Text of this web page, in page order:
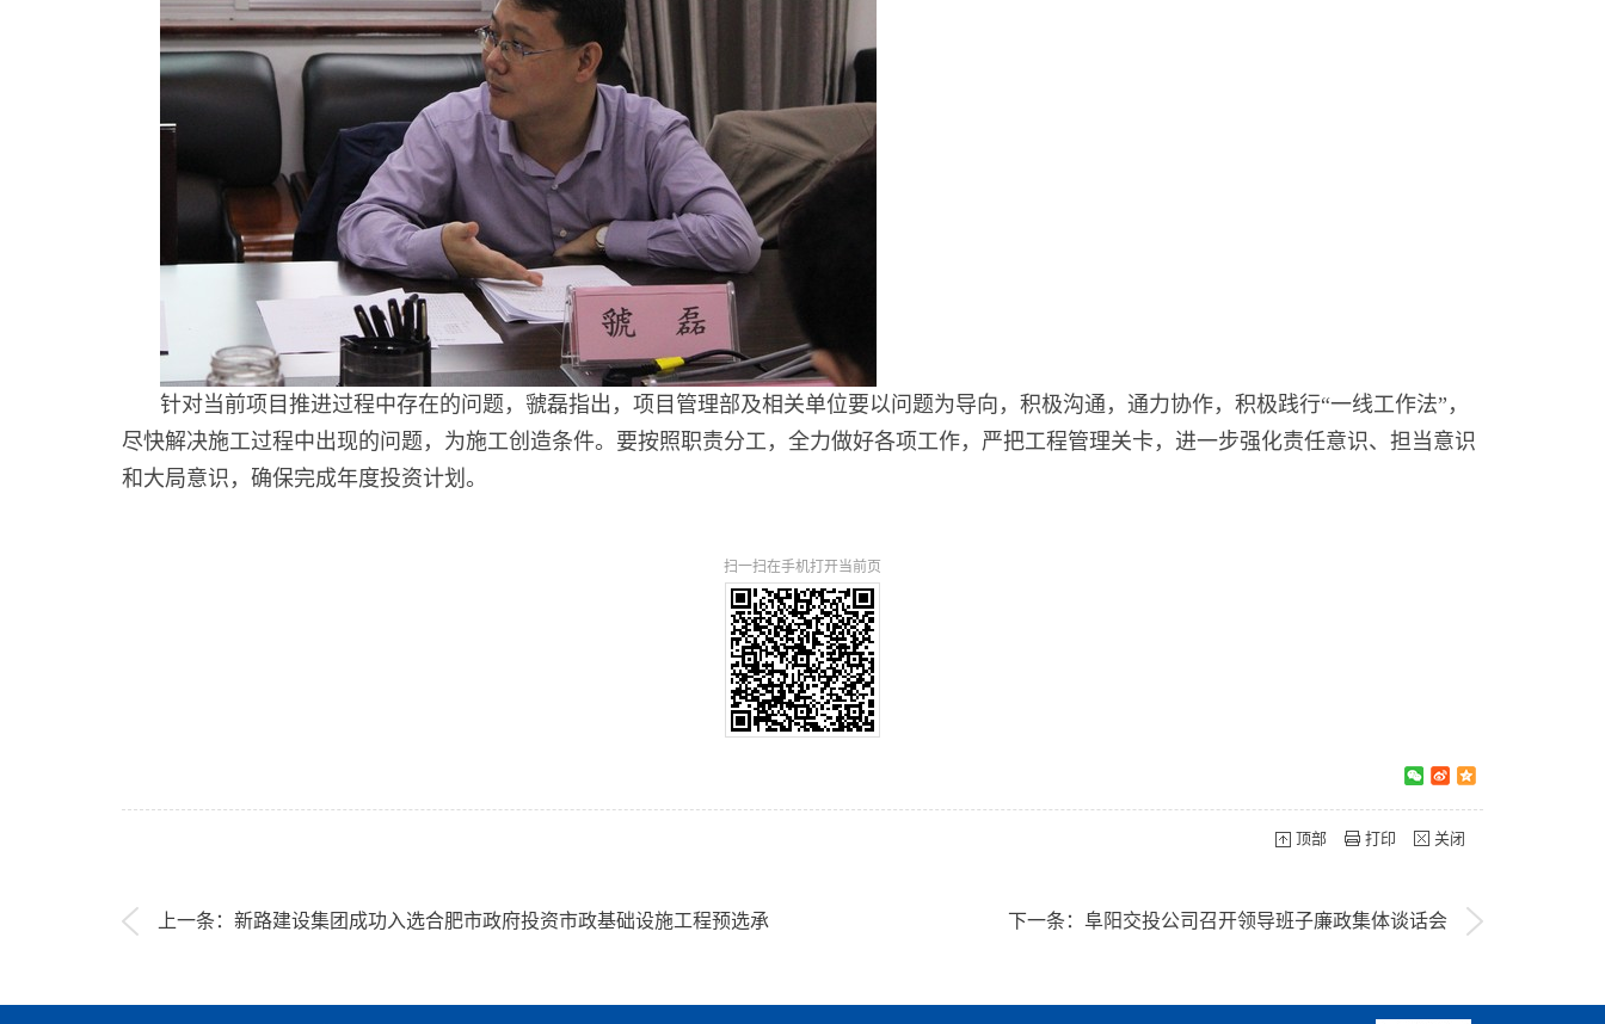
针对当前项目推进过程中存在的问题，虢磊指出，项目管理部及相关单位要以问题为导向，积极沟通，通力协作，积极践行“一线工作法”，
尽快解决施工过程中出现的问题，为施工创造条件。要按照职责分工，全力做好各项工作，严把工程管理关卡，进一步强化责任意识、担当意识
和大局意识，确保完成年度投资计划。
扫一扫在手机打开当前页
顶部 打印 关闭
上一条：新路建设集团成功入选合肥市政府投资市政基础设施工程预选承 下一条：阜阳交投公司召开领导班子廉政集体谈话会